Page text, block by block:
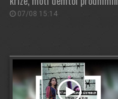
07/08 15:14